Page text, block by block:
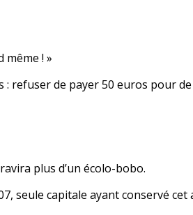
! »
refuser de payer 50 euros pour
plus d’un écolo-bobo.
seule capitale ayant conservé cet